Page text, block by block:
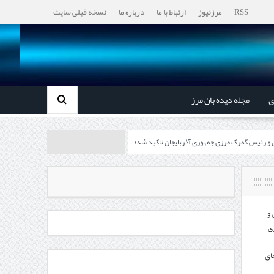
RSS مرزنیوز ارتباط با ما درباره ما نسخه قبلی سایت
مجله دیده بان مرز
و رئیس گمرک مرزی جمهوری آذربایجان تاکید شد؛
ایران و جمهوری آذربایجان ضرورت دارد
گردشگری و صنایع دستی از استاندار اردبیل
اردبیل و مدیرعامل بانک سینا محقق شد؛
و